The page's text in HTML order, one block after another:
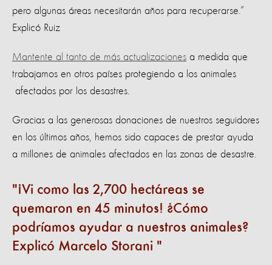
pero algunas áreas necesitarán años para recuperarse.”
Explicó Ruiz
Mantente al tanto de más actualizaciones a medida que
trabajamos en otros países protegiendo a los animales
afectados por los desastres.
Gracias a las generosas donaciones de nuestros seguidores
en los últimos años, hemos sido capaces de prestar ayuda
a millones de animales afectados en las zonas de desastre.
¡Vi como las 2,700 hectáreas se
quemaron en 45 minutos! ¿Cómo
podríamos ayudar a nuestros animales?
Explicó Marcelo Storani